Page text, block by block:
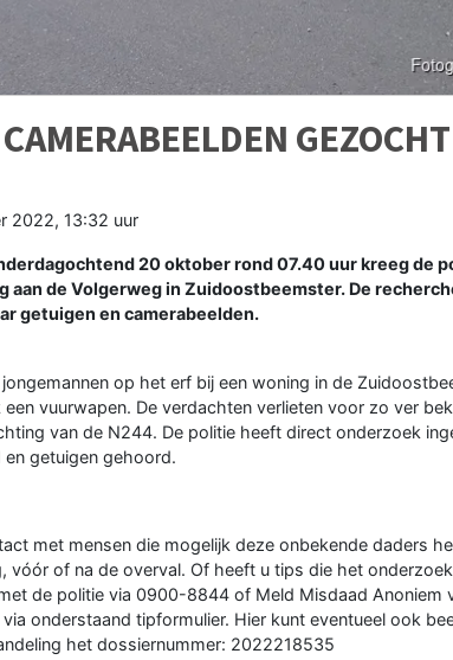
2022, 13:32 uur
20 oktober rond 07.40 uur kreeg de
aan de Volgerweg in Zuidoostbeemster. De
getuigen en camerabeelden.
op het erf bij een woning in de
vuurwapen. De verdachten verlieten voor zo ver
van de N244. De politie heeft direct onderzoek
getuigen gehoord.
met mensen die mogelijk deze onbekende daders
vóór of na de overval. Of heeft u tips die het
de politie via 0900-8844 of Meld Misdaad Anoniem
onderstaand tipformulier. Hier kunt eventueel ook
het dossiernummer: 2022218535